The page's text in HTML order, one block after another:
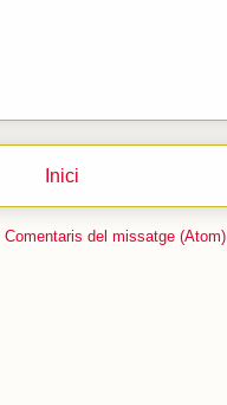
Inici
Comentaris del missatge (Atom)